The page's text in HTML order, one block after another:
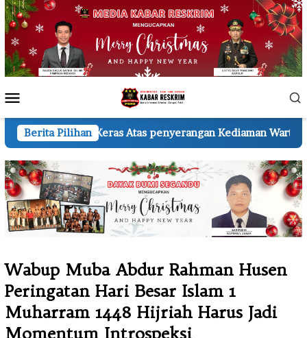
Loncat
ke
konten
Mobile
Berita PilihanKediaman Wartawan A.H. KSP di
Wabup Muba Abdur Rahman Husen
Peringatan Hari Besar Islam 1
Muharram 1448 Hijriah Harus Jadi
Momentum Introspeksi